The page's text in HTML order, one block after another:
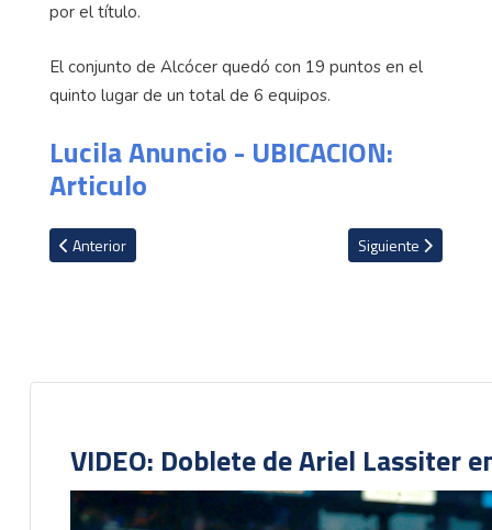
por el título.
El conjunto de Alcócer quedó con 19 puntos en el
quinto lugar de un total de 6 equipos.
Lucila Anuncio - UBICACION:
Articulo
Artículo anterior: VIDEO: Keylor Navas cumple con el marco en
Anterior Artículo siguiente:
Siguiente
VIDEO: Doblete de Ariel Lassiter